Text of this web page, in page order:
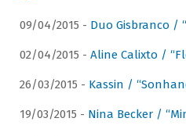
09/04/2015 - Duo Gisbranco /
02/04/2015 - Aline Calixto /
26/03/2015 - Kassin /
19/03/2015 - Nina Becker /